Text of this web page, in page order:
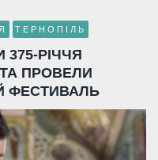
ТЕРНОПІЛЬ
375-РІЧЧЯ
ПРОВЕЛИ
ФЕСТИВАЛЬ